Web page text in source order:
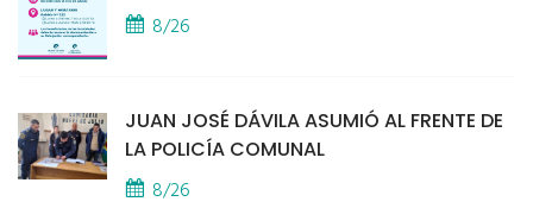
8/26
JUAN JOSÉ DÁVILA ASUMIÓ AL FRENTE DE
LA POLICÍA COMUNAL
8/26